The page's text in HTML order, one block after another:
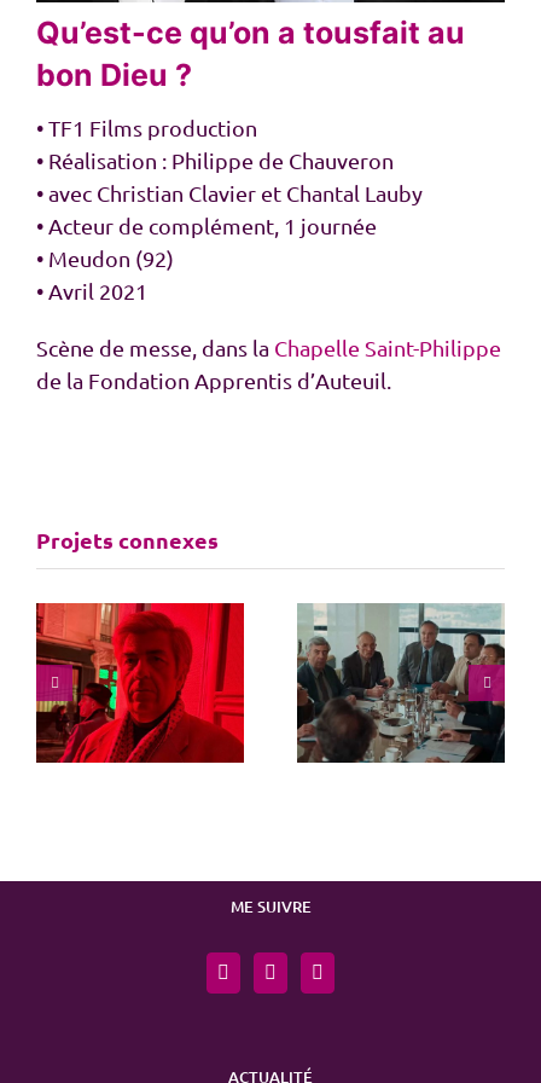
Qu’est-ce qu’on a tousfait au
bon Dieu ?
• TF1 Films production
• Réalisation : Philippe de Chauveron
• avec Christian Clavier et Chantal Lauby
• Acteur de complément, 1 journée
• Meudon (92)
• Avril 2021
Scène de messe, dans la Chapelle Saint-Philippe
de la Fondation Apprentis d’Auteuil.
Projets connexes
Juste une illusion La norme
ME SUIVRE
ACTUALITÉ